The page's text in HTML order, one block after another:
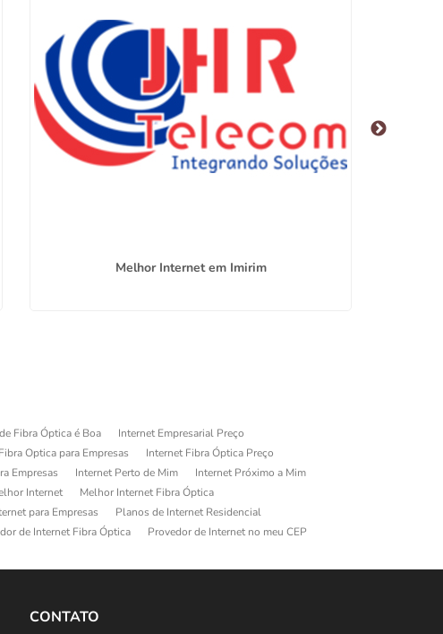
Melhor Internet em Imirim
Fibra Óptica é Boa
Internet Empresarial Preço
Optica para Empresas
Internet Fibra Óptica Preço
Empresas Internet Perto de Mim
Internet Próximo a Mim
Internet
Melhor Internet Fibra Óptica
para Empresas
Planos de Internet Residencial
de Internet Fibra Óptica
Provedor de Internet no meu CEP
CONTATO